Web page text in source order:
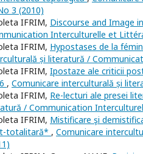
3 (2010)
IFRIM, Discourse and Image
Interculturelle et
IFRIM, Hypostases de la
și literatură /
IFRIM, Ipostaze ale criticii
, Comunicare interculturală și
IFRIM, Re-lecturi ale presei
/ Communication
IFRIM, Mistificare şi
totalitară* , Comunicare